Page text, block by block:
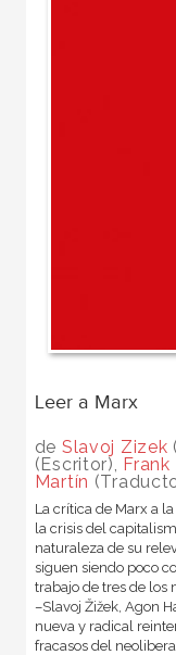
Leer a Marx
de Slavoj Zizek
(Escritor), Frank
Martín
La crítica de Marx a
la crisis del
naturaleza de su
siguen siendo poco
trabajo de tres de los
–Slavoj Žižek, Agon
nueva y radical
fracasos del